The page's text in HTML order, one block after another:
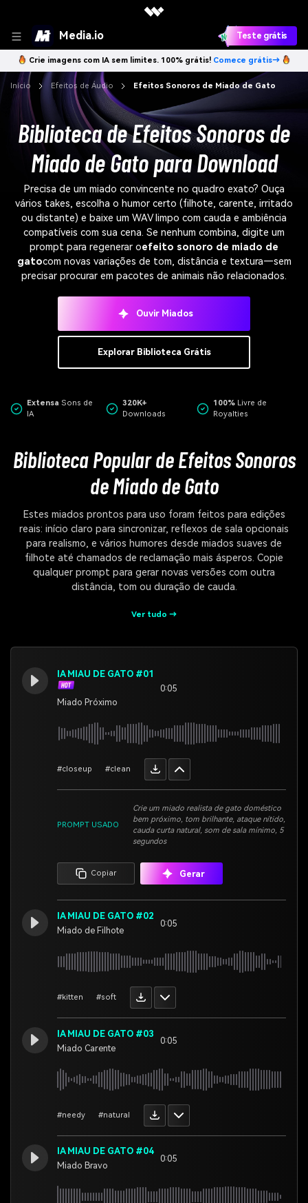
Media.io Teste grátis
Crie imagens com IA sem limites. 100% grátis! Comece grátis→
Início Efeitos de Áudio Efeitos Sonoros de Miado de Gato
Biblioteca de Efeitos Sonoros de
Miado de Gato para Download
Precisa de um miado convincente no quadro exato? Ouça
vários takes, escolha o humor certo (filhote, carente, irritado
ou distante) e baixe um WAV limpo com cauda e ambiência
compatíveis com sua cena. Se nenhum combina, digite um
prompt para regenerar oefeito sonoro de miado de
gatocom novas variações de tom, distância e textura—sem
precisar procurar em pacotes de animais não relacionados.
Ouvir Miados
Explorar Biblioteca Grátis
Extensa Sons de
IA
320K+
Downloads
100%Livre de
Royalties
Biblioteca Popular de Efeitos Sonoros
de Miado de Gato
Estes miados prontos para uso foram feitos para edições
reais: início claro para sincronizar, reflexos de sala opcionais
para realismo, e vários humores desde miados suaves de
filhote até chamados de reclamação mais ásperos. Copie
qualquer prompt para gerar novas versões com outra
distância, tom ou duração de cauda.
Ver tudo →
IA MIAU DE GATO #01
Miado Próximo
0:05
#closeup #clean
PROMPT USADO
Crie um miado realista de gato doméstico
bem próximo, tom brilhante, ataque nítido,
cauda curta natural, som de sala mínimo, 5
segundos
Copiar Gerar
IA MIAU DE GATO #02
Miado de Filhote
0:05
#kitten #soft
IA MIAU DE GATO #03
Miado Carente
0:05
#needy #natural
IA MIAU DE GATO #04
Miado Bravo
0:05